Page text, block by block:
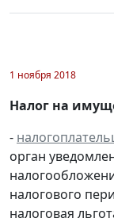
1 ноября 2018
Налог на
-
орган
налогового
налоговая